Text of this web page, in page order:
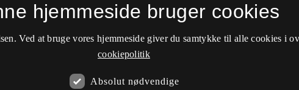
hjemmeside bruger cookies
Ved at bruge vores hjemmeside giver du samtykke til alle cookies i
cookiepolitik
Absolut nødvendige